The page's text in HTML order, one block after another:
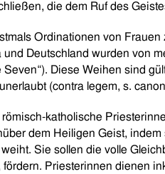
die dem Ruf des
Ordinationen von
Deutschland wurden von
Diese Weihen sind
(contra legem, s.
katholische
dem Heiligen Geist,
Sie sollen die volle
Priesterinnen dienen